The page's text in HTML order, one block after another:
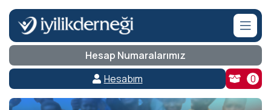
Hesap Numaralarımız
Hesabım
0